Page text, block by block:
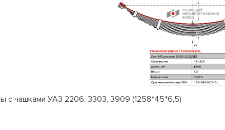
с чашками УАЗ 2206, 3303, 3909 (1258*45*6,5)